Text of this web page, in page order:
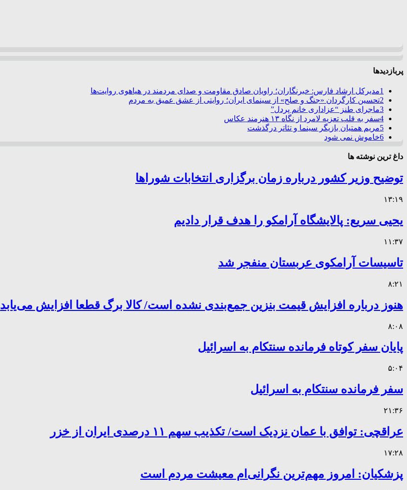
پربازدیدها
1مدیرکل ارشاد فارس: خبرنگاران؛ راویان صادق مقاومت و صدای مردمند در هیاهوی روایت‌ها
2تحسین کارگردان «جنگ و صلح» از سینمای ایران؛ روایتی از عشق عمیق به مردم
3ماجرای طنز “عزاداری خانم پردل”
4سفر به قلب تعزیه لامرد از نگاه ۱۳ هنرمند عکاس
5مریم همتیان بازیگر سینما و تئاتر درگذشت
6خاموش نمی شود
داغ ترین نوشته ها
توضیح وزیر کشور درباره زمان برگزاری انتخابات شوراها
۱۳:۱۹
یحیی سریع: پالایشگاه آرامکو را هدف قرار دادیم
۱۱:۳۷
تاسیسات آرامکوی عربستان منفجر شد
۸:۲۱
هنوز درباره افزایش قیمت بنزین جمع‌بندی نشده است/ کالا برگ قطعا افزایش می‌یابد
۸:۰۸
پایان سفر کوتاه فرمانده سنتکام به اسرائیل
۵:۰۴
سفر فرمانده سنتکام به اسرائیل
۲۱:۳۶
عراقچی: توافق با عمان نزدیک است/ تکذیب سهم ۱۱ درصدی ایران از خزر
۱۷:۲۸
پزشکیان: امروز مهم‌ترین نگرانی‌ام معیشت مردم است